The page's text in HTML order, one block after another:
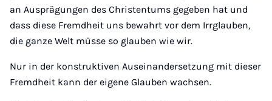
an Ausprägungen des Christentums gegeben hat und
dass diese Fremdheit uns bewahrt vor dem Irrglauben,
die ganze Welt müsse so glauben wie wir.
Nur in der konstruktiven Auseinandersetzung mit dieser
Fremdheit kann der eigene Glauben wachsen.